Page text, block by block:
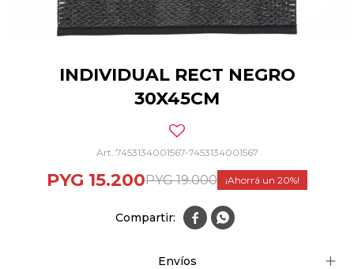
INDIVIDUAL RECT NEGRO
30X45CM
7453134001567-7453134001567
PYG 15.200PYG 19.000 20
 
Envíos